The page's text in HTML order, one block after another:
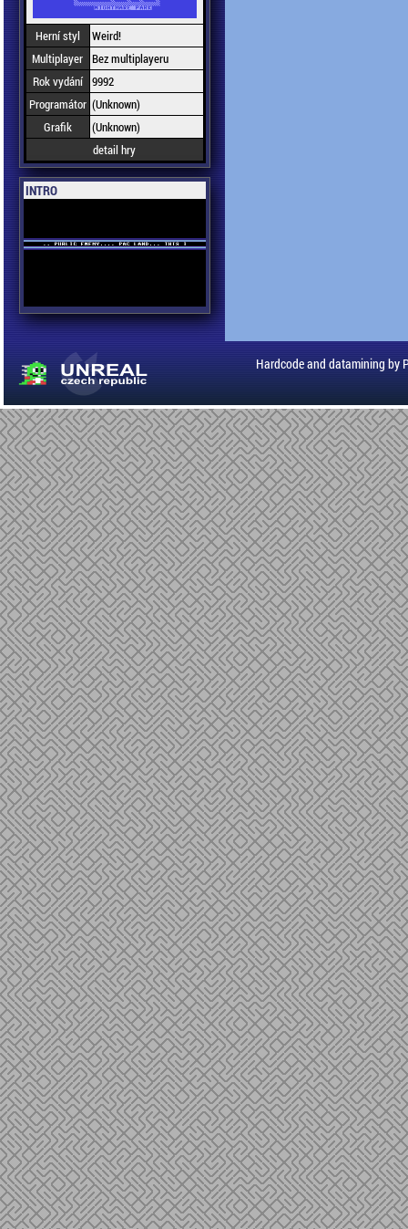
Herní styl
Weird!
Multiplayer Bez multiplayeru
Rok vydání 9992
Programátor (Unknown)
Grafik
(Unknown)
detail hry
INTRO
Hardcode and datamining by